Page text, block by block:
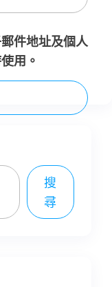
件地址及個人
用。
搜
尋